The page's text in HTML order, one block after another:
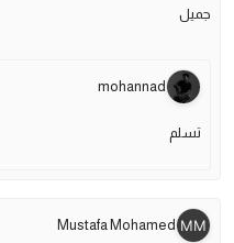
جميل
mohannad
تسلم
Mustafa Mohamed